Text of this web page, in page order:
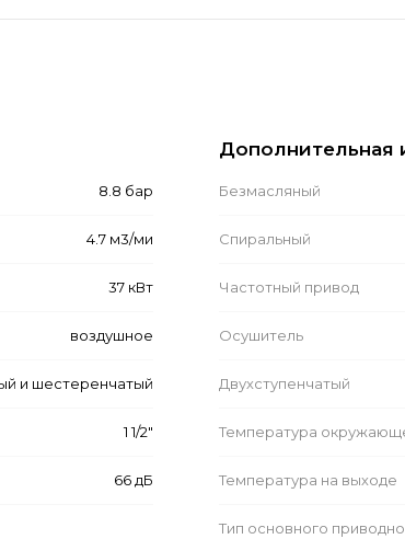
8.8 бар
4.7 м3/ми
37 кВт
воздушное
и шестеренчатый
1 1/2"
66 дБ
Дополнительная
Безмасляный
Спиральный
Частотный привод
Осушитель
Двухступенчатый
Температура
Температура на выходе
Тип основного